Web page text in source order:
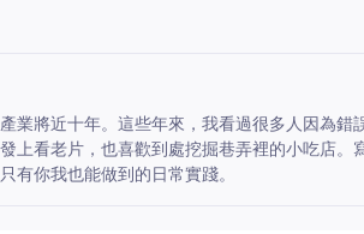
業將近十年。這些年來，我看過很多人因為
上看老片，也喜歡到處挖掘巷弄裡的小吃店
有你我也能做到的日常實踐。